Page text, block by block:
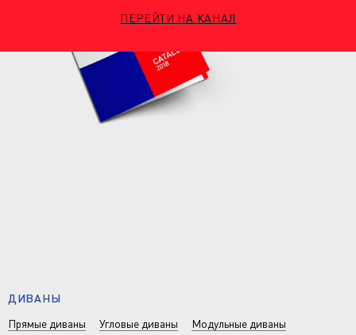
ПЕРЕЙТИ НА КАНАЛ
ДИВАНЫ
Прямые диваны
Угловые диваны
Модульные диваны